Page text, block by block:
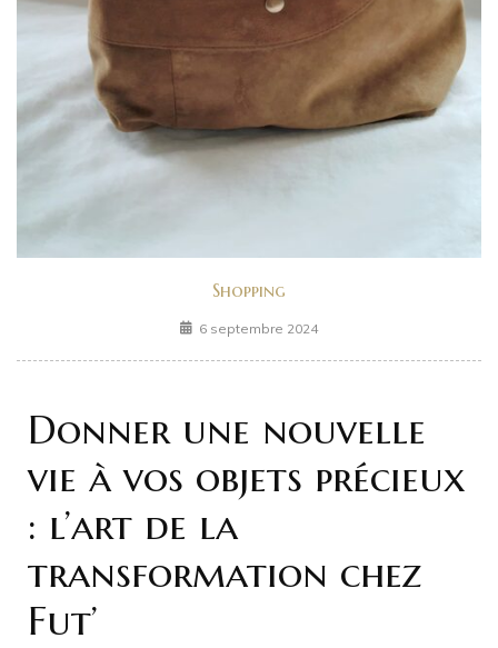
Shopping
6 septembre 2024
Donner une nouvelle
vie à vos objets précieux
: l’art de la
transformation chez
Fut’